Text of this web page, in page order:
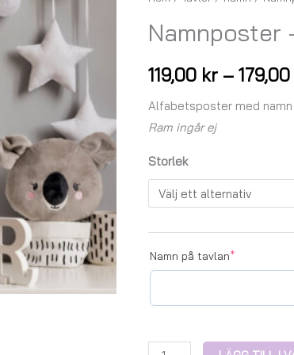
Namnposter
119,00 kr – 179,00
Alfabetsposter med namn
Ram ingår ej
Storlek
Namn på tavlan*
K